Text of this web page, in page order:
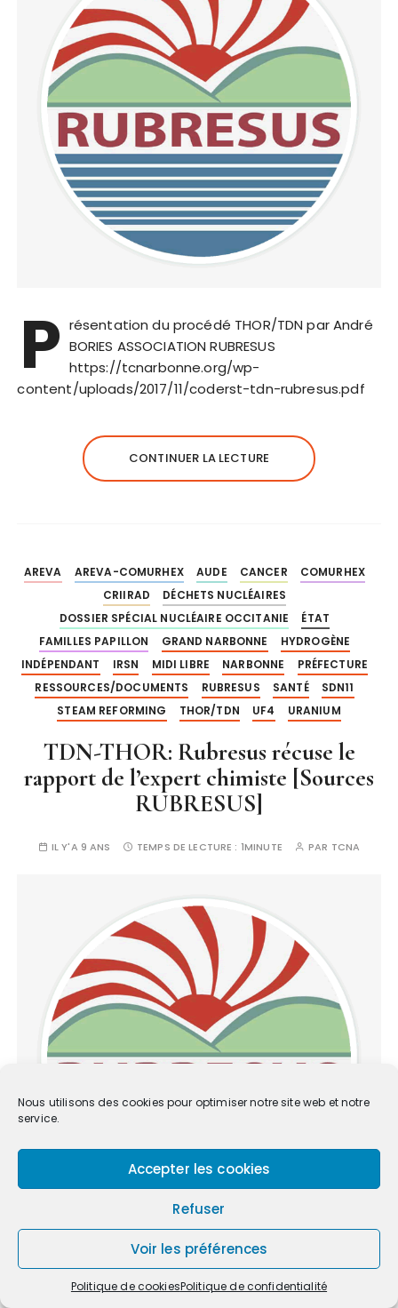
Nous utilisons des cookies pour optimiser notre site web et notre
service.
Accepter les cookies
Refuser
Voir les préférences
Politique de cookiesPolitique de confidentialité
P résentation du procédé THOR/TDN par André
BORIES ASSOCIATION RUBRESUS
https://tcnarbonne.org/wp-
content/uploads/2017/11/coderst-tdn-rubresus.pdf
CONTINUER LA LECTURE
AREVA AREVA-COMURHEX AUDE CANCER
COMURHEX
CRIIRAD
DÉCHETS NUCLÉAIRES
DOSSIER SPÉCIAL NUCLÉAIRE OCCITANIE
ÉTAT
FAMILLES PAPILLON
GRAND NARBONNE
HYDROGÈNE
INDÉPENDANT
IRSN MIDI LIBRE NARBONNE
PRÉFECTURE
RESSOURCES/DOCUMENTS
RUBRESUS SANTÉ
SDN11
STEAM REFORMING
THOR/TDN UF4 URANIUM
TDN-THOR: Rubresus récuse le
rapport de l’expert chimiste [Sources
RUBRESUS]
IL Y'A 9 ANS TEMPS DE LECTURE : 1MINUTE PAR TCNA
essage de ANDRE BORIES RUBRESUS]
En choisissant M. Bernier comme